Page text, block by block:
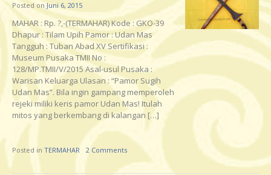
Posted onJuni 6, 2015
MAHAR : Rp. ?,-(TERMAHAR) Kode : GKO-39
Dhapur : Tilam Upih Pamor : Udan Mas
Tangguh : Tuban Abad XV Sertifikasi :
Museum Pusaka TMII No :
128/MP.TMII/V/2015 Asal-usul Pusaka :
Warisan Keluarga Ulasan : “Pamor Sugih
Udan Mas”. Bila ingin gampang memperoleh
rejeki miliki keris pamor Udan Mas! Itulah
mitos yang berkembang di kalangan […]
Posted in TERMAHAR 2 Comments